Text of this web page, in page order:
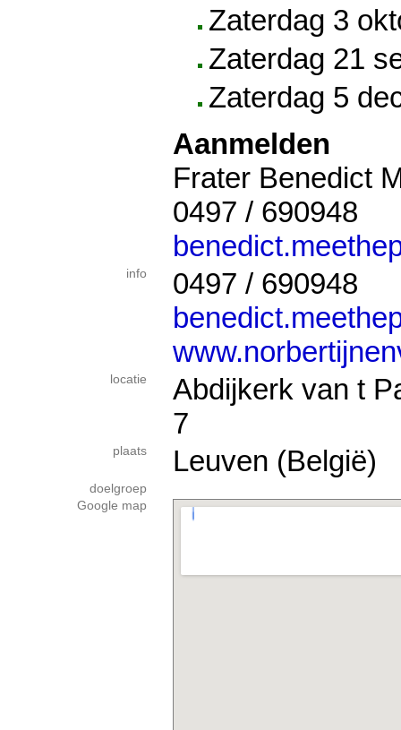
Zaterdag 3
Zaterdag 21
Zaterdag 5
Aanmelden
Frater Benedict
0497 / 690948
info
0497 / 690948
locatie
Abdijkerk van t
7
plaats Leuven (België)
doelgroep
Google map